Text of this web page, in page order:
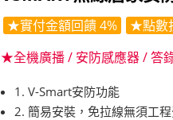
★實付金額回饋 4%
★點數
★全機廣播 / 安防感應器 / 答
1. V-Smart安防功能
2. 簡易安裝，免拉線無須工